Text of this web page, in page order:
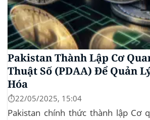
Pakistan Thành Lập Cơ
Thuật Số (PDAA) Để Quản
Hóa
⏱️22/05/2025, 15:04
Pakistan chính thức thành lập Cơ